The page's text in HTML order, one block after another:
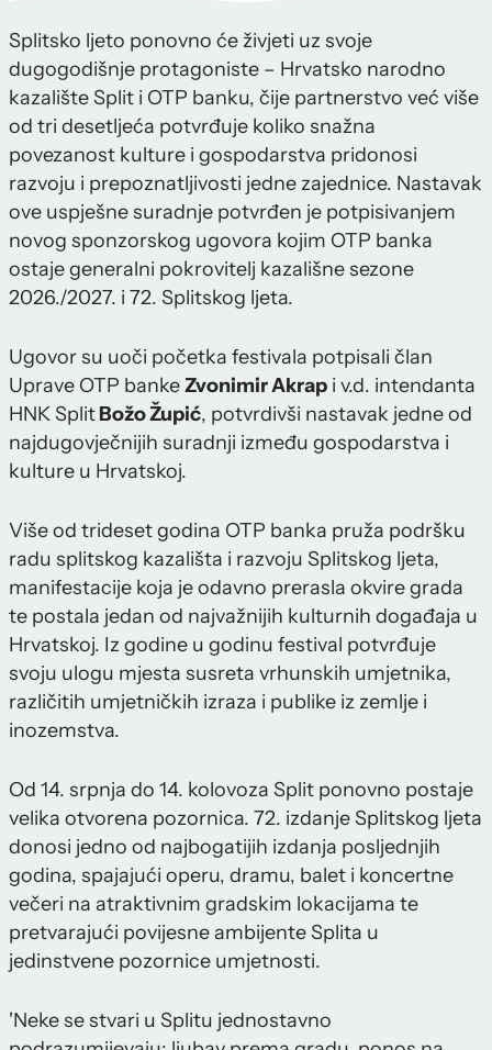
Splitsko ljeto ponovno će živjeti uz svoje
dugogodišnje protagoniste – Hrvatsko narodno
kazalište Split i OTP banku, čije partnerstvo već više
od tri desetljeća potvrđuje koliko snažna
povezanost kulture i gospodarstva pridonosi
razvoju i prepoznatljivosti jedne zajednice. Nastavak
ove uspješne suradnje potvrđen je potpisivanjem
novog sponzorskog ugovora kojim OTP banka
ostaje generalni pokrovitelj kazališne sezone
2026./2027. i 72. Splitskog ljeta.
Ugovor su uoči početka festivala potpisali član
Uprave OTP bankeZvonimir Akrap i v.d. intendanta
HNK SplitBožo Župić, potvrdivši nastavak jedne od
najdugovječnijih suradnji između gospodarstva i
kulture u Hrvatskoj.
Više od trideset godina OTP banka pruža podršku
radu splitskog kazališta i razvoju Splitskog ljeta,
manifestacije koja je odavno prerasla okvire grada
te postala jedan od najvažnijih kulturnih događaja u
Hrvatskoj. Iz godine u godinu festival potvrđuje
svoju ulogu mjesta susreta vrhunskih umjetnika,
različitih umjetničkih izraza i publike iz zemlje i
inozemstva.
Od 14. srpnja do 14. kolovoza Split ponovno postaje
velika otvorena pozornica. 72. izdanje Splitskog ljeta
donosi jedno od najbogatijih izdanja posljednjih
godina, spajajući operu, dramu, balet i koncertne
večeri na atraktivnim gradskim lokacijama te
pretvarajući povijesne ambijente Splita u
jedinstvene pozornice umjetnosti.
'Neke se stvari u Splitu jednostavno